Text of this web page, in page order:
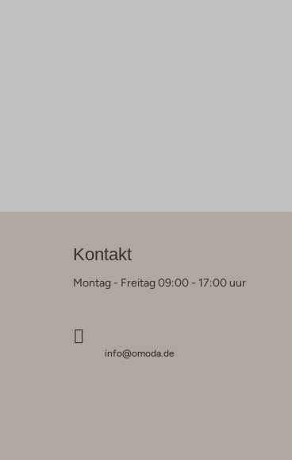
Kontakt
Montag - Freitag 09:00 - 17:00 uur
info@omoda.de